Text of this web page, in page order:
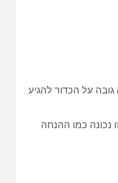
גובה על הכדור להגיע
נכונה כמו ההנחה